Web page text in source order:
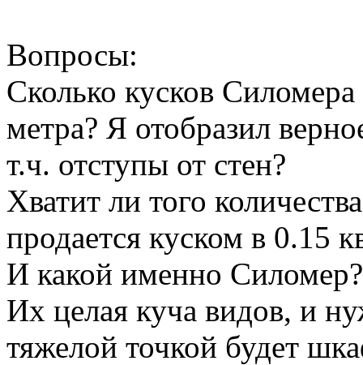
Вопросы:
Сколько кусков
метра? Я отобразил
т.ч. отступы от стен?
Хватит ли того
продается куском в 0.15
И какой именно Силомер?
Их целая куча видов, и
тяжелой точкой будет